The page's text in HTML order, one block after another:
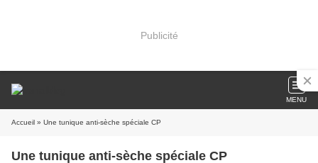
Publicité
MENU
Accueil » Une tunique anti-sèche spéciale CP
Une tunique anti-sèche spéciale CP